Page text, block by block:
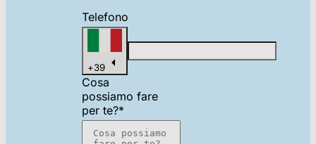
Telefono
+39
Cosa
possiamo fare
per te?*